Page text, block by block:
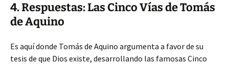
4. Respuestas: Las Cinco Vías de Tomás
de Aquino
Es aquí donde Tomás de Aquino argumenta a favor de su
tesis de que Dios existe, desarrollando las famosas Cinco